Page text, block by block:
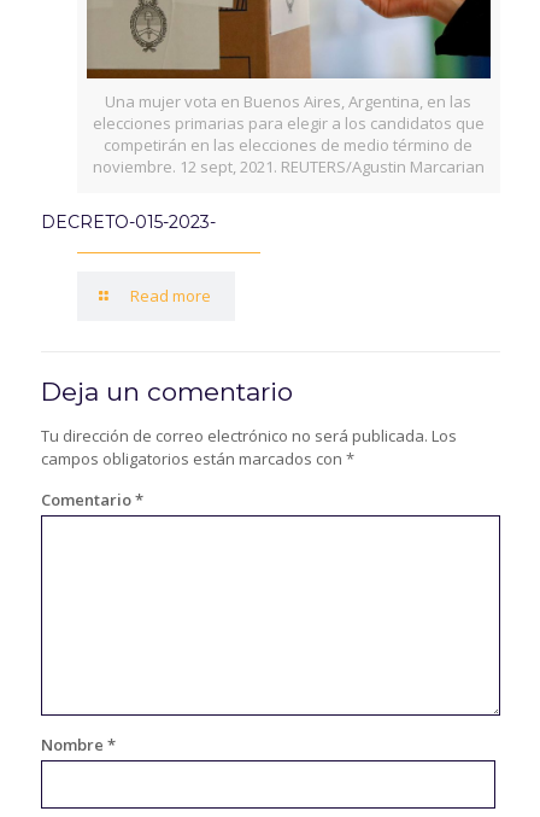
Una mujer vota en Buenos Aires, Argentina, en las
elecciones primarias para elegir a los candidatos que
competirán en las elecciones de medio término de
noviembre. 12 sept, 2021. REUTERS/Agustin Marcarian
DECRETO-015-2023-
Read more
Deja un comentario
Tu dirección de correo electrónico no será publicada. Los
campos obligatorios están marcados con *
Comentario*
Nombre *